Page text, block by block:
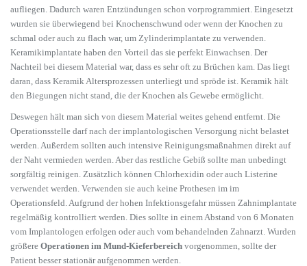
aufliegen. Dadurch waren Entzündungen schon vorprogrammiert. Eingesetzt
wurden sie überwiegend bei Knochenschwund oder wenn der Knochen zu
schmal oder auch zu flach war, um Zylinderimplantate zu verwenden.
Keramikimplantate haben den Vorteil das sie perfekt Einwachsen. Der
Nachteil bei diesem Material war, dass es sehr oft zu Brüchen kam. Das liegt
daran, dass Keramik Altersprozessen unterliegt und spröde ist. Keramik hält
den Biegungen nicht stand, die der Knochen als Gewebe ermöglicht.
Deswegen hält man sich von diesem Material weites gehend entfernt. Die
Operationsstelle darf nach der implantologischen Versorgung nicht belastet
werden. Außerdem sollten auch intensive Reinigungsmaßnahmen direkt auf
der Naht vermieden werden. Aber das restliche Gebiß sollte man unbedingt
sorgfältig reinigen. Zusätzlich können Chlorhexidin oder auch Listerine
verwendet werden. Verwenden sie auch keine Prothesen im im
Operationsfeld. Aufgrund der hohen Infektionsgefahr müssen Zahnimplantate
regelmäßig kontrolliert werden. Dies sollte in einem Abstand von 6 Monaten
vom Implantologen erfolgen oder auch vom behandelnden Zahnarzt. Wurden
größere Operationen im Mund-Kieferbereich vorgenommen, sollte der
Patient besser stationär aufgenommen werden.